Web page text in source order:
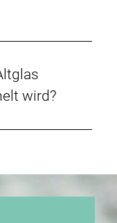
wird?